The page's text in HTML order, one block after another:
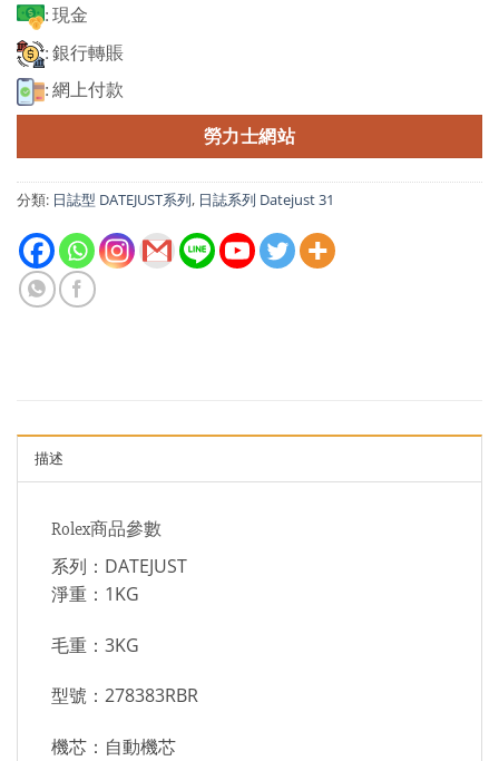
: 現金
: 銀行轉賬
: 網上付款
勞力士網站
分類: 日誌型 DATEJUST系列, 日誌系列 Datejust 31
描述
Rolex商品參數
系列：DATEJUST
淨重：1KG
毛重：3KG
型號：278383RBR
機芯：自動機芯